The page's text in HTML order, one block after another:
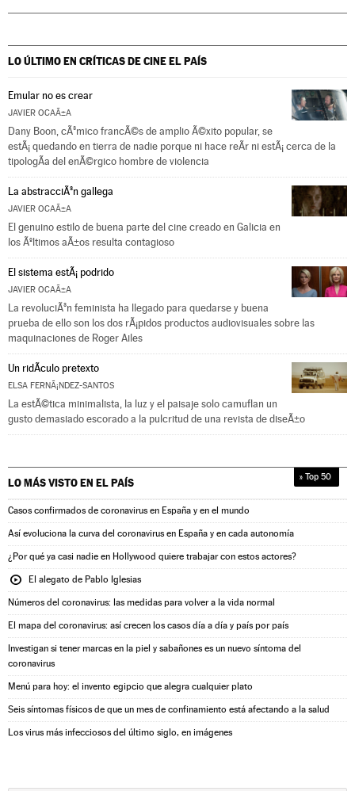
LO ÚLTIMO EN CRÍTICAS DE CINEEL PAÍS
Emular no es crear
JAVIER OCAÃ±A
Dany Boon, cÃ³mico francÃ©s de amplio Ã©xito popular, se
estÃ¡ quedando en tierra de nadie porque ni hace reÃ­r ni estÃ¡ cerca de la
tipologÃ­a del enÃ©rgico hombre de violencia
La abstracciÃ³n gallega
JAVIER OCAÃ±A
El genuino estilo de buena parte del cine creado en Galicia en
los Ãºltimos aÃ±os resulta contagioso
El sistema estÃ¡ podrido
JAVIER OCAÃ±A
La revoluciÃ³n feminista ha llegado para quedarse y buena
prueba de ello son los dos rÃ¡pidos productos audiovisuales sobre las
maquinaciones de Roger Ailes
Un ridÃ­culo pretexto
ELSA FERNÃ¡NDEZ-SANTOS
La estÃ©tica minimalista, la luz y el paisaje solo camuflan un
gusto demasiado escorado a la pulcritud de una revista de diseÃ±o
LO MÁS VISTO EN EL PAÍS » Top 50
Casos confirmados de coronavirus en España y en el mundo
Así evoluciona la curva del coronavirus en España y en cada autonomía
¿Por qué ya casi nadie en Hollywood quiere trabajar con estos actores?
El alegato de Pablo Iglesias
Números del coronavirus: las medidas para volver a la vida normal
El mapa del coronavirus: así crecen los casos día a día y país por país
Investigan si tener marcas en la piel y sabañones es un nuevo síntoma del
coronavirus
Menú para hoy: el invento egipcio que alegra cualquier plato
Seis síntomas físicos de que un mes de confinamiento está afectando a la salud
Los virus más infecciosos del último siglo, en imágenes